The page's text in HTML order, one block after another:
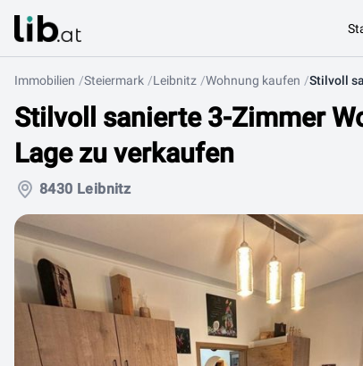
Immobilien Steiermark Leibnitz Wohnung kaufen
Stilvoll sanierte 3-Zimmer
Lage zu verkaufen
8430 Leibnitz